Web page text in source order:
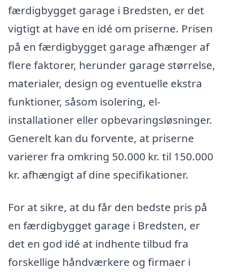
færdigbygget garage i Bredsten, er det
vigtigt at have en idé om priserne. Prisen
på en færdigbygget garage afhænger af
flere faktorer, herunder garage størrelse,
materialer, design og eventuelle ekstra
funktioner, såsom isolering, el-
installationer eller opbevaringsløsninger.
Generelt kan du forvente, at priserne
varierer fra omkring 50.000 kr. til 150.000
kr. afhængigt af dine specifikationer.
For at sikre, at du får den bedste pris på
en færdigbygget garage i Bredsten, er
det en god idé at indhente tilbud fra
forskellige håndværkere og firmaer i